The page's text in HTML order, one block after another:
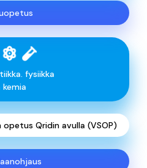
fysiikka
kemia
Qridin avulla (VSOP)